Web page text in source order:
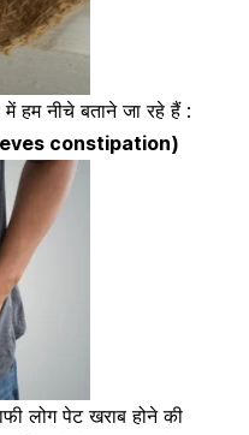
हम नीचे बताने जा रहे हैं :
constipation)
लोगपेट खराब होने की